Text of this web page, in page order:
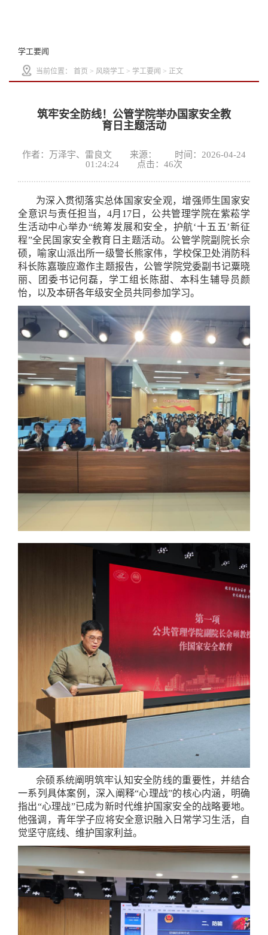
学工要闻
当前位置： 首页 > 风晓学工 > 学工要闻 > 正文
筑牢安全防线！公管学院举办国家安全教
育日主题活动
作者：万泽宇、雷良文 来源： 时间：2026-04-24
01:24:24 点击： 46次
为深入贯彻落实总体国家安全观，增强师生国家安
全意识与责任担当，4月17日，公共管理学院在紫菘学
生活动中心举办“统筹发展和安全，护航‘十五五’新征
程”全民国家安全教育日主题活动。公管学院副院长佘
硕，喻家山派出所一级警长熊家伟，学校保卫处消防科
科长陈嘉璇应邀作主题报告，公管学院党委副书记粟晓
丽、团委书记何磊，学工组长陈甜、本科生辅导员颜
怡，以及本研各年级安全员共同参加学习。
佘硕系统阐明筑牢认知安全防线的重要性，并结合
一系列具体案例，深入阐释“心理战”的核心内涵，明确
指出“心理战”已成为新时代维护国家安全的战略要地。
他强调，青年学子应将安全意识融入日常学习生活，自
觉坚守底线、维护国家利益。